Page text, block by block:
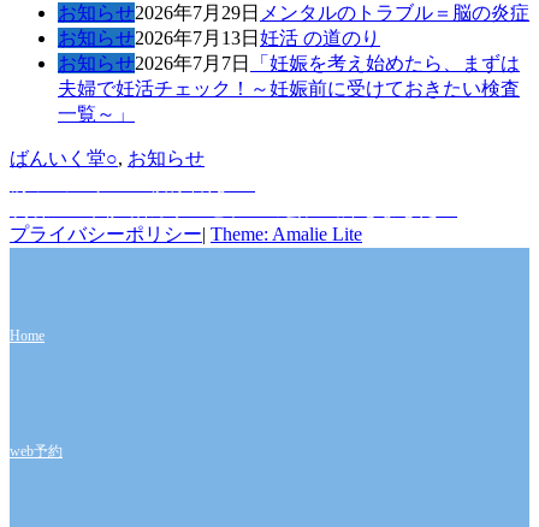
お知らせ2026年7月29日 メンタルのトラブル＝脳の炎症
お知らせ2026年7月13日 妊活 の道のり
お知らせ2026年7月7日
「妊娠を考え始めたら、まずは
夫婦で妊活チェック！～妊娠前に受けておきたい検査
一覧～」
作
ばんいく堂カ
リ
○, お知らせ
投
稿
ゲ
ョ
投
の
プライバシーポリシー| Theme: Amalie Lite
Home
web予約